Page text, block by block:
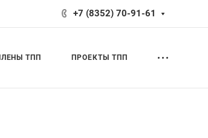
+7 (8352) 70-91-61
ТПП ПРОЕКТЫ ТПП